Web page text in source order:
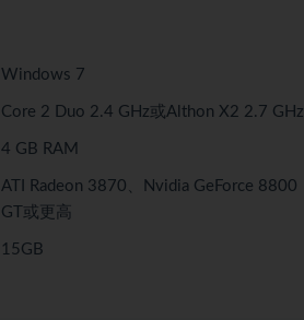
Windows 7
Core 2 Duo 2.4 GHz或Althon X2 2.7 GHz
4 GB RAM
ATI Radeon 3870、Nvidia GeForce 8800
GT或更高
15GB